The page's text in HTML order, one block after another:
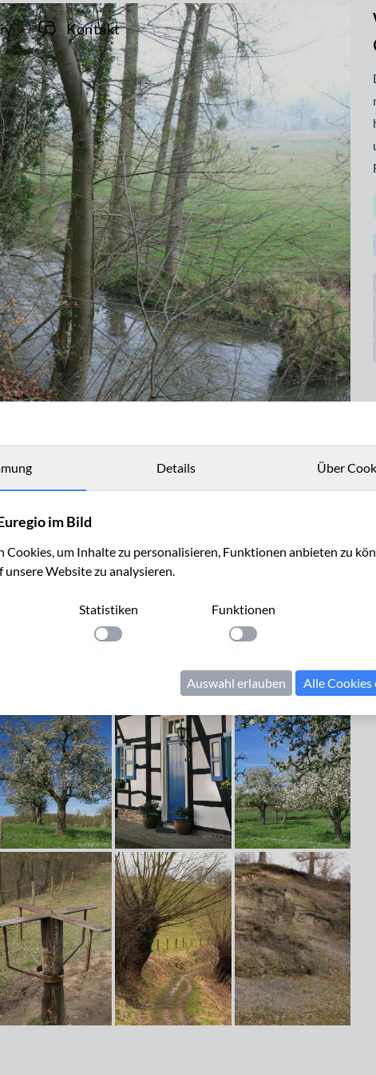
Kontakt
Details Über
im Bild
Cookies, um Inhalte zu personalisieren, Funktionen anbieten zu
unsere Website zu analysieren.
anwenden
Statistiken
Einstellung anwenden
Funktionen
Einstellung anwenden
Auswahl erlauben Alle Cookies